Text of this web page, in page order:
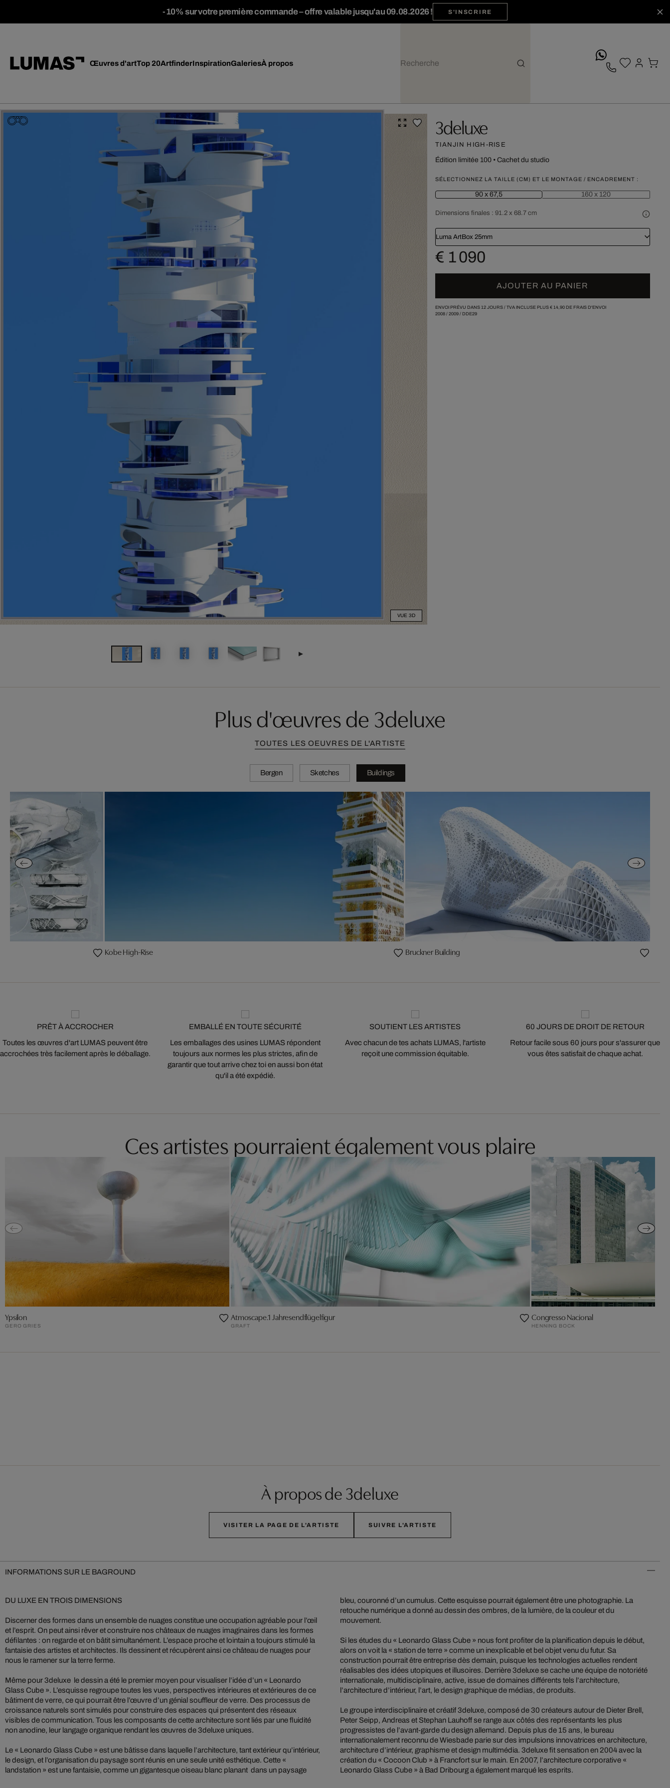
-10% sur votre première commande – offre valable jusqu'au 09.08.2026 ! S'INSCRIRE
Œuvres d'artTop 20ArtfinderInspirationGaleriesÀ propos
VUE 3D
3deluxe
TIANJIN HIGH-RISE
Édition limitée 100• Cachet du studio
SÉLECTIONNEZ LA TAILLE (CM) ET LE MONTAGE / ENCADREMENT :
90 x 67,5 160 x 120
Dimensions finales : 91.2 x 68.7 cm
Luma ArtBox 25mm
€ 1 090
AJOUTER AU PANIER
ENVOI PRÉVU DANS 12 JOURS / TVA INCLUSE PLUS € 14,90DE FRAIS D'ENVOI
2008/ 2009/ DDE29
Plus d'œuvres de 3deluxe
TOUTES LES OEUVRES DE L'ARTISTE
Bergen Sketches Buildings
Kobe High-Rise Bruckner Building
PRÊT À ACCROCHER
Toutes les œuvres d'art LUMAS peuvent être
accrochées très facilement après le déballage.
EMBALLÉ EN TOUTE SÉCURITÉ
Les emballages des usines LUMAS répondent
toujours aux normes les plus strictes, afin de
garantir que tout arrive chez toi en aussi bon état
qu'il a été expédié.
SOUTIENT LES ARTISTES
Avec chacun de tes achats LUMAS, l'artiste
reçoit une commission équitable.
60 JOURS DE DROIT DE RETOUR
Retour facile sous 60 jours pour s'assurer que
vous êtes satisfait de chaque achat.
Ces artistes pourraient également vous plaire
Ypsilon
GERO GRIES
Atmoscape.1 Jahresendflügelfigur
GRAFT
Congresso Nacional
HENNING BOCK
À propos de 3deluxe
VISITER LA PAGE DE L'ARTISTE SUIVRE L'ARTISTE
INFORMATIONS SUR LE BAGROUND
DU LUXE EN TROIS DIMENSIONS
Discerner des formes dans un ensemble de nuages constitue une occupation agréable pour l’œil
et l’esprit. On peut ainsi rêver et construire nos châteaux de nuages imaginaires dans les formes
défilantes : on regarde et on bâtit simultanément. L’espace proche et lointain a toujours stimulé la
fantaisie des artistes et architectes. Ils dessinent et récupèrent ainsi ce château de nuages pour
nous le ramener sur la terre ferme.
Même pour 3deluxe le dessin a été le premier moyen pour visualiser l’idée d’un « Leonardo
Glass Cube ». L’esquisse regroupe toutes les vues, perspectives intérieures et extérieures de ce
bâtiment de verre, ce qui pourrait être l’œuvre d’un génial souffleur de verre. Des processus de
croissance naturels sont simulés pour construire des espaces qui présentent des réseaux
visibles de communication. Tous les composants de cette architecture sont liés par une fluidité
non anodine, leur langage organique rendant les œuvres de 3deluxe uniques.
Le « Leonardo Glass Cube » est une bâtisse dans laquelle l’architecture, tant extérieur qu’intérieur,
le design, et l’organisation du paysage sont réunis en une seule unité esthétique. Cette «
landstation » est une fantaisie, comme un gigantesque oiseau blanc planant dans un paysage
bleu, couronné d’un cumulus. Cette esquisse pourrait également être une photographie. La
retouche numérique a donné au dessin des ombres, de la lumière, de la couleur et du
mouvement.
Si les études du « Leonardo Glass Cube » nous font profiter de la planification depuis le début,
alors on voit la « station de terre » comme un inexplicable et bel objet venu du futur. Sa
construction pourrait être entreprise dès demain, puisque les technologies actuelles rendent
réalisables des idées utopiques et illusoires. Derrière 3deluxe se cache une équipe de notoriété
internationale, multidisciplinaire, active, issue de domaines différents tels l’architecture,
l’architecture d’intérieur, l’art, le design graphique de médias, de produits.
Le groupe interdisciplinaire et créatif 3deluxe, composé de 30 créateurs autour de Dieter Brell,
Peter Seipp, Andreas et Stephan Lauhoff se range aux côtés des représentants les plus
progressistes de l’avant-garde du design allemand. Depuis plus de 15 ans, le bureau
internationalement reconnu de Wiesbade parie sur des impulsions innovatrices en architecture,
architecture d’intérieur, graphisme et design multimédia. 3deluxe fit sensation en 2004 avec la
création du « Cocoon Club » à Francfort sur le main. En 2007, l’architecture corporative «
Leonardo Glass Cube » à Bad Dribourg a également marqué les esprits.